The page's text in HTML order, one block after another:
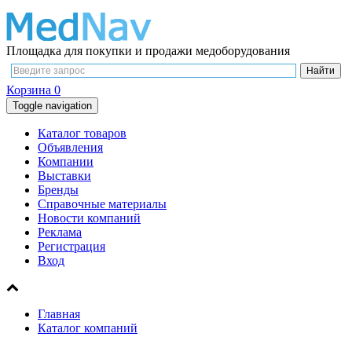
Площадка для покупки и продажи медоборудования
Корзина 0
Toggle navigation
Каталог товаров
Объявления
Компании
Выставки
Бренды
Справочные материалы
Новости компаний
Реклама
Регистрация
Вход
Главная
Каталог компаний